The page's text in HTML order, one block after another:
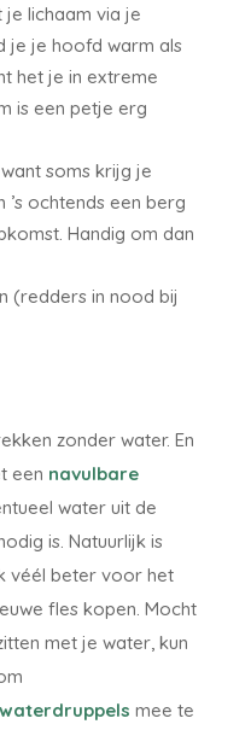
lichaam via je
je je hoofd warm als
het je in extreme
is een petje erg
soms krijg je
ochtends een berg
Handig om dan
(redders in nood bij
zonder water. En
een navulbare
water uit de
is. Natuurlijk is
véél beter voor het
fles kopen. Mocht
met je water, kun
waterdruppels mee te